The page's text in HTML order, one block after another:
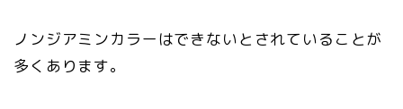
ノンジアミンカラーはできないとされていることが
多くあります。